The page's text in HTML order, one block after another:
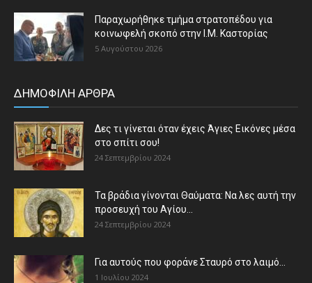
Παραχωρήθηκε τμήμα στρατοπέδου για
κοινωφελή σκοπό στην Ι.Μ. Καστορίας
5 Αυγούστου 2026
ΔΗΜΟΦΙΛΗ ΑΡΘΡΑ
Δες τι γίνεται όταν έχεις Άγιες Εικόνες μέσα
στο σπίτι σου!
24 Σεπτεμβρίου 2024
Τα βράδια γίνονται Θαύματα: Να λες αυτή την
προσευχή του Αγίου...
24 Σεπτεμβρίου 2024
Για αυτούς που φοράνε Σταυρό στο λαιμό…
1 Ιουλίου 2024